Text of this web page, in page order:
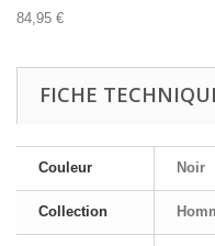
84,95 €
FICHE
Couleur Noir
Collection